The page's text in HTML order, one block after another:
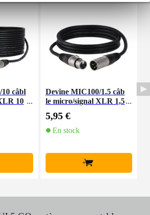
câbl
10
Devine MIC100/1.5 câb
le micro/signal XLR 1,5
5,95 €
En stock
+